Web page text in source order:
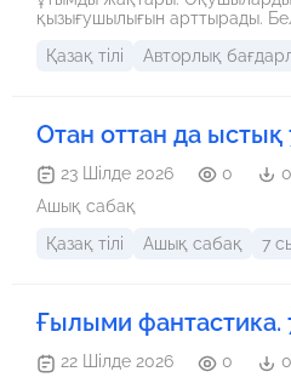
қызығушылығын арттырады.
Топпен жұмыс істеу
сенімділігін арттырады.
Қазақ тілі Авторлық
Отан оттан да
23 Шілде 2026 0
0
Ашық сабақ
Қазақ тілі
Ашық сабақ 7
Ғылыми
22 Шілде 2026 0
0